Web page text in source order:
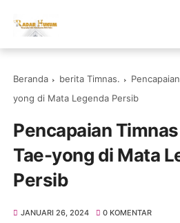
Beranda berita Timnas.
yong di Mata Legenda Persib
Pencapaian
Tae-yong di Mata
Persib
JANUARI 26, 2024 0 KOMENTAR